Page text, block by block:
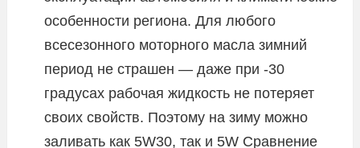
особенности региона. Для любого
всесезонного моторного масла зимний
период не страшен — даже при -30
градусах рабочая жидкость не потеряет
своих свойств. Поэтому на зиму можно
заливать как 5W30, так и 5W Сравнение